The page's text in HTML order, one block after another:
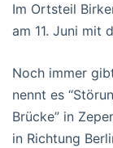
Im Ortsteil
am 11. Juni mit
Noch immer
nennt es
Brücke” in
in Richtung